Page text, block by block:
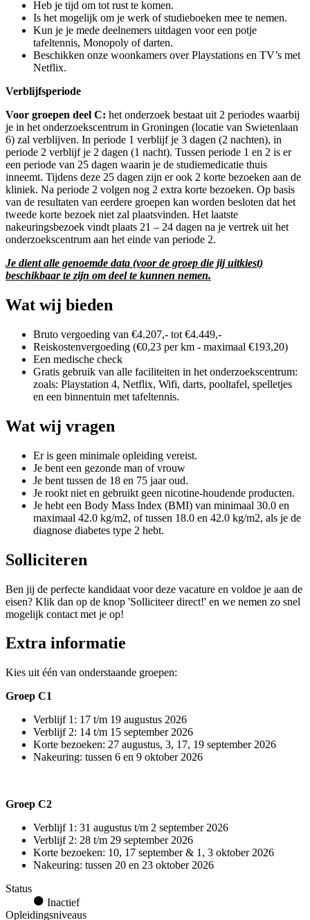
Heb je tijd om tot rust te komen.
Is het mogelijk om je werk of studieboeken mee te nemen.
Kun je je mede deelnemers uitdagen voor een potje
tafeltennis, Monopoly of darten.
Beschikken onze woonkamers over Playstations en TV’s met
Netflix.
Verblijfsperiode
Voor groepen deel C: het onderzoek bestaat uit 2 periodes waarbij
je in het onderzoekscentrum in Groningen (locatie van Swietenlaan
6) zal verblijven. In periode 1 verblijf je 3 dagen (2 nachten), in
periode 2 verblijf je 2 dagen (1 nacht). Tussen periode 1 en 2 is er
een periode van 25 dagen waarin je de studiemedicatie thuis
inneemt. Tijdens deze 25 dagen zijn er ook 2 korte bezoeken aan de
kliniek. Na periode 2 volgen nog 2 extra korte bezoeken. Op basis
van de resultaten van eerdere groepen kan worden besloten dat het
tweede korte bezoek niet zal plaatsvinden. Het laatste
nakeuringsbezoek vindt plaats 21 – 24 dagen na je vertrek uit het
onderzoekscentrum aan het einde van periode 2.
Je dient alle genoemde data (voor de groep die jij uitkiest)
beschikbaar te zijn om deel te kunnen nemen.
Wat wij bieden
Bruto vergoeding van €4.207,- tot €4.449,-
Reiskostenvergoeding (€0,23 per km - maximaal €193,20)
Een medische check
Gratis gebruik van alle faciliteiten in het onderzoekscentrum:
zoals: Playstation 4, Netflix, Wifi, darts, pooltafel, spelletjes
en een binnentuin met tafeltennis.
Wat wij vragen
Er is geen minimale opleiding vereist.
Je bent een gezonde man of vrouw
Je bent tussen de 18 en 75 jaar oud.
Je rookt niet en gebruikt geen nicotine-houdende producten.
Je hebt een Body Mass Index (BMI) van minimaal 30.0 en
maximaal 42.0 kg/m2, of tussen 18.0 en 42.0 kg/m2, als je de
diagnose diabetes type 2 hebt.
Solliciteren
Ben jij de perfecte kandidaat voor deze vacature en voldoe je aan de
eisen? Klik dan op de knop 'Solliciteer direct!' en we nemen zo snel
mogelijk contact met je op!
Extra informatie
Kies uit één van onderstaande groepen:
Groep C1
Verblijf1 : 17 t/m 19 augustus 2026
Verblijf 2: 14 t/m 15 september 2026
Korte bezoeken: 27 augustus, 3, 17, 19 september 2026
Nakeuring: tussen 6 en 9 oktober2026
Groep C2
Verblijf1: 31 augustus t/m 2 september2026
Verblijf 2: 28 t/m 29 september 2026
Korte bezoeken: 10, 17 september & 1, 3 oktober2026
Nakeuring: tussen 20 en 23 oktober 2026
Status
Inactief
Opleidingsniveaus